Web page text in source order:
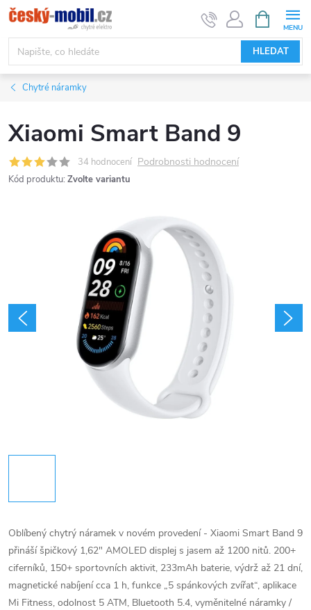
Přejít
na
obsah
HLEDAT
NÁKUPNÍ
KOŠÍK
Chytré náramky
Xiaomi Smart Band 9
34 hodnocení Podrobnosti hodnocení
Kód produktu: Zvolte variantu
Oblíbený chytrý náramek v novém provedení - Xiaomi Smart Band 9
přináší špičkový 1,62" AMOLED displej s jasem až 1200 nitů. 200+
ciferníků, 150+ sportovních aktivit, 233mAh baterie, výdrž až 21 dní,
magnetické nabíjení cca 1 h, funkce „5 spánkových zvířat“, aplikace
Mi Fitness, odolnost ​​​​​​​5 ATM, Bluetooth 5.4, vyměnitelné náramky /